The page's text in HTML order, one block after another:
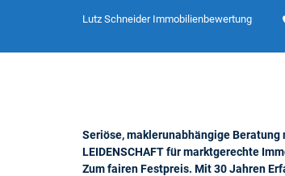
Lutz Schneider Immobilienbewertung
Seriöse, maklerunabhängige Beratung
LEIDENSCHAFT für marktgerechte
Zum fairen Festpreis. Mit 30 Jahren